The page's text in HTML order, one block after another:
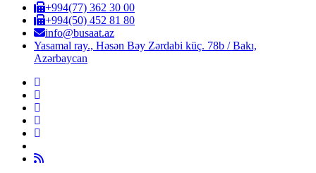
+994(77) 362 30 00
+994(50) 452 81 80
info@busaat.az
Yasamal ray., Həsən Bəy Zərdabi küç. 78b / Bakı,
Azərbaycan